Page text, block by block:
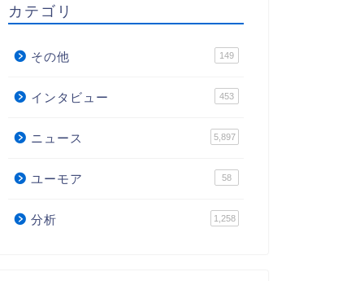
カテゴリ
その他 149
インタビュー 453
ニュース 5,897
ユーモア 58
分析 1,258